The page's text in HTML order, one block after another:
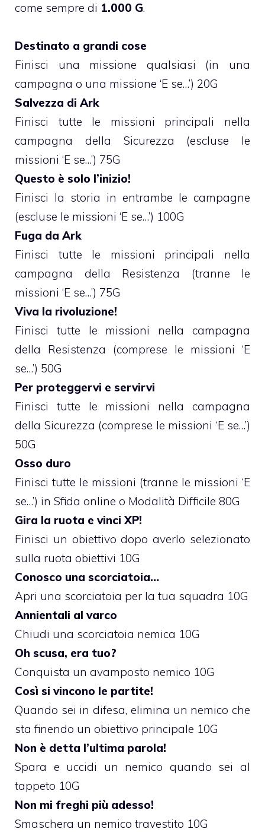
come sempre di 1.000 G.
Destinato a grandi cose
Finisci una missione qualsiasi (in una
campagna o una missione ‘E se…’) 20G
Salvezza di Ark
Finisci tutte le missioni principali nella
campagna della Sicurezza (escluse le
missioni ‘E se…’) 75G
Questo è solo l’inizio!
Finisci la storia in entrambe le campagne
(escluse le missioni ‘E se…’) 100G
Fuga da Ark
Finisci tutte le missioni principali nella
campagna della Resistenza (tranne le
missioni ‘E se…’) 75G
Viva la rivoluzione!
Finisci tutte le missioni nella campagna
della Resistenza (comprese le missioni ‘E
se…’) 50G
Per proteggervi e servirvi
Finisci tutte le missioni nella campagna
della Sicurezza (comprese le missioni ‘E se…’)
50G
Osso duro
Finisci tutte le missioni (tranne le missioni ‘E
se…’) in Sfida online o Modalità Difficile 80G
Gira la ruota e vinci XP!
Finisci un obiettivo dopo averlo selezionato
sulla ruota obiettivi 10G
Conosco una scorciatoia…
Apri una scorciatoia per la tua squadra 10G
Annientali al varco
Chiudi una scorciatoia nemica 10G
Oh scusa, era tuo?
Conquista un avamposto nemico 10G
Così si vincono le partite!
Quando sei in difesa, elimina un nemico che
sta finendo un obiettivo principale 10G
Non è detta l’ultima parola!
Spara e uccidi un nemico quando sei al
tappeto 10G
Non mi freghi più adesso!
Smaschera un nemico travestito 10G